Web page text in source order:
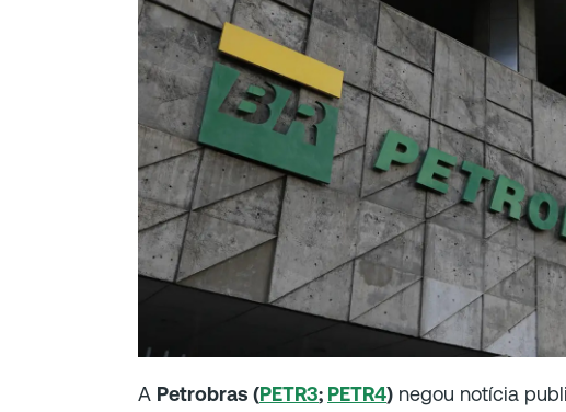
A Petrobras (PETR3; PETR4) negou notícia